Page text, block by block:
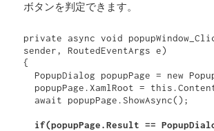
ボタンを判定できます。
private async void
sender, RoutedEventArgs e)
{
  await popupPage.ShowAsync();